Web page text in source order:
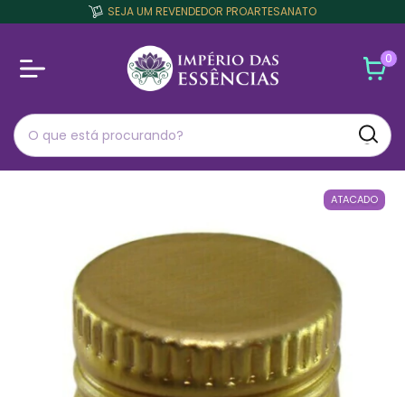
SEJA UM REVENDEDOR PROARTESANATO
0
ATACADO